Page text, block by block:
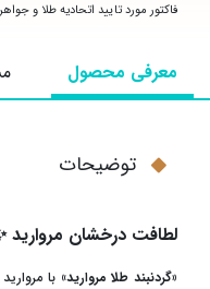
فاکتور مورد تایید اتحادیه طلا و جواهر
معرفی محصول
توضیحات
لطافت درخشان مروارید
«گردنبند طلا مروارید» با